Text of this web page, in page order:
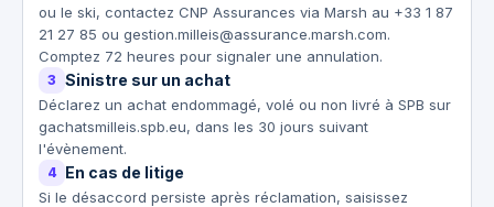
ou le ski, contactez CNP Assurances via Marsh au +33 1 87
21 27 85 ou gestion.milleis@assurance.marsh.com.
Comptez 72 heures pour signaler une annulation.
3 Sinistre sur un achat
Déclarez un achat endommagé, volé ou non livré à SPB sur
gachatsmilleis.spb.eu, dans les 30 jours suivant
l'évènement.
4 En cas de litige
Si le désaccord persiste après réclamation, saisissez